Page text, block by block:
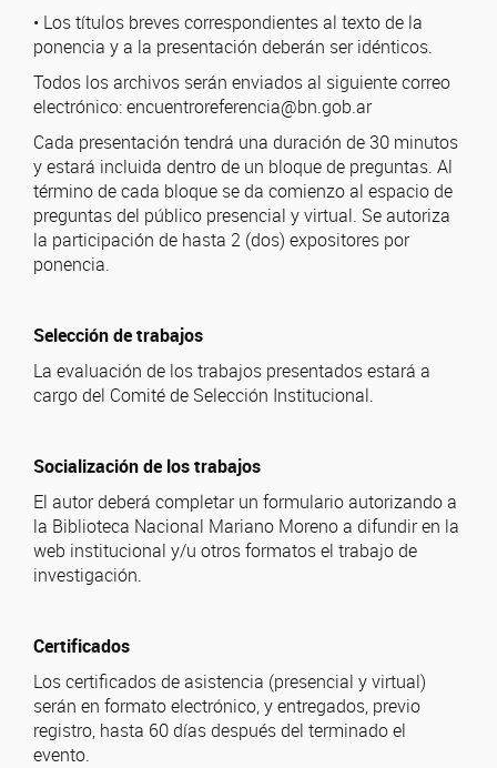
• Los títulos breves correspondientes al texto de la
ponencia y a la presentación deberán ser idénticos.
Todos los archivos serán enviados al siguiente correo
electrónico: encuentroreferencia@bn.gob.ar
Cada presentación tendrá una duración de 30 minutos
y estará incluida dentro de un bloque de preguntas. Al
término de cada bloque se da comienzo al espacio de
preguntas del público presencial y virtual. Se autoriza
la participación de hasta 2 (dos) expositores por
ponencia.
Selección de trabajos
La evaluación de los trabajos presentados estará a
cargo del Comité de Selección Institucional.
Socialización de los trabajos
El autor deberá completar un formulario autorizando a
la Biblioteca Nacional Mariano Moreno a difundir en la
web institucional y/u otros formatos el trabajo de
investigación.
Certificados
Los certificados de asistencia (presencial y virtual)
serán en formato electrónico, y entregados, previo
registro, hasta 60 días después del terminado el
evento.